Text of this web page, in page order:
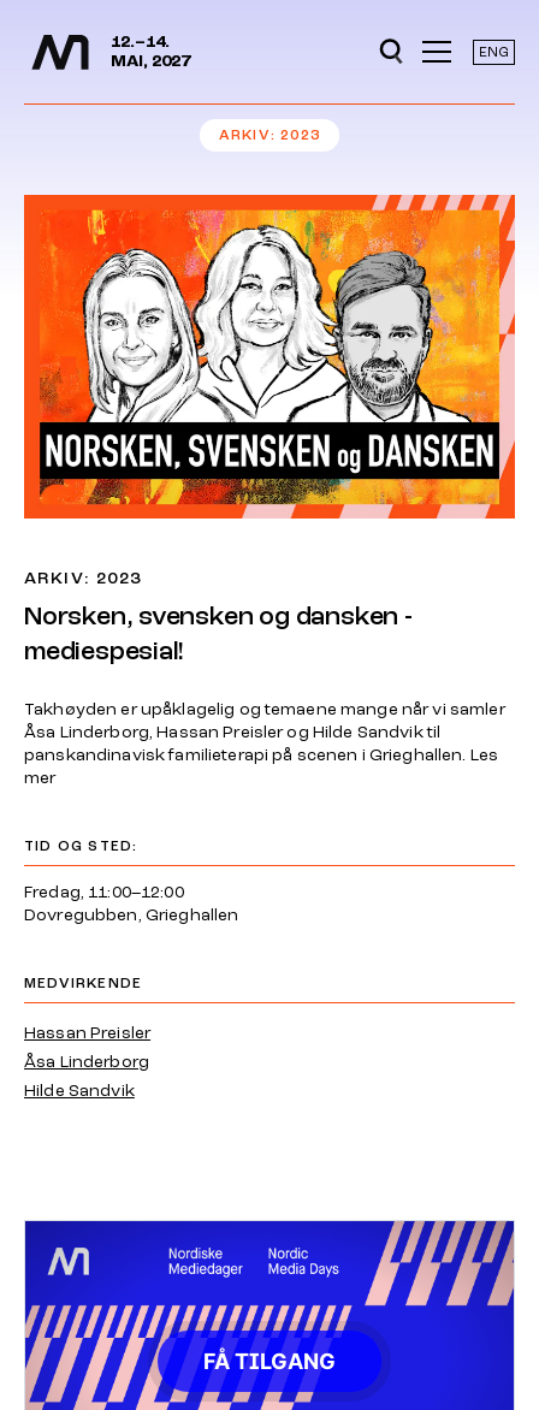
Hopp til hovedinnhold
12.–14.
MAI, 2027
ENG
ARKIV 2023
ARKIV: 2023
Norsken, svensken og dansken -
mediespesial!
Takhøyden er upåklagelig og temaene mange når vi samler
Åsa Linderborg, Hassan Preisler og Hilde Sandvik til
panskandinavisk familieterapi på scenen i Grieghallen. Les
mer
TID OG STED:
Fredag, 11:00–12:00
Dovregubben, Grieghallen
MEDVIRKENDE
Hassan Preisler
Åsa Linderborg
Hilde Sandvik
FÅ TILGANG